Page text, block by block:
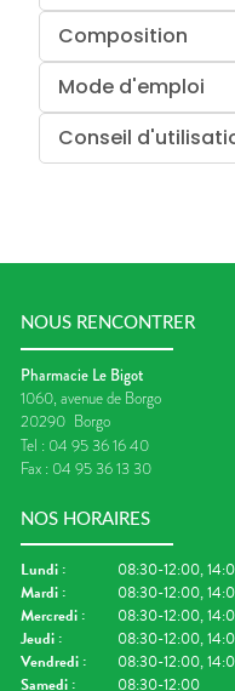
Composition
Mode d'emploi
Conseil
NOUS RENCONTRER
Pharmacie Le Bigot
1060, avenue de Borgo
20290 Borgo
Tel : 04 95 36 16 40
Fax : 04 95 36 13 30
NOS HORAIRES
Lundi :
08:30-12:00,
Mardi :
08:30-12:00,
Mercredi :
08:30-12:00,
Jeudi :
08:30-12:00,
Vendredi :
08:30-12:00,
Samedi :
08:30-12:00